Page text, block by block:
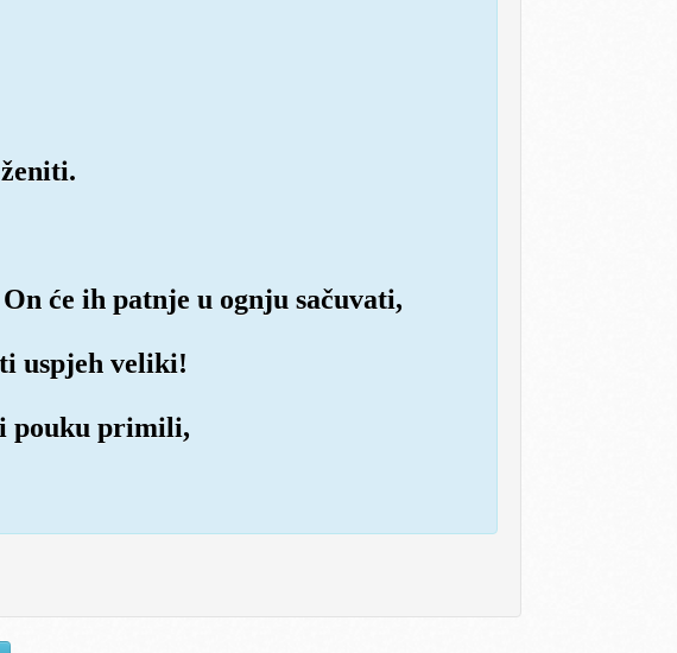
će ih patnje u ognju sačuvati,
uspjeh veliki!
pouku primili,